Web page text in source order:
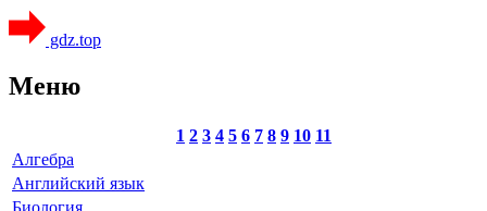
gdz.top
Меню
1 2 3 4 5 6 7 8 9 10 11
Алгебра
Английский язык
Биология